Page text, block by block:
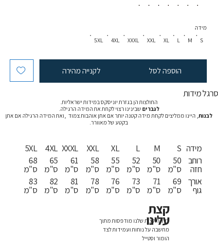
S
M
L
XL
XXL
XXXL
4XL
5XL
מידה
הוספה לסל לקנייה מהירה
סרגל מידות
החולצות הן בגזרת יוניסקס במידות ישראליות.
לגברים שבינינו רצוי לקחת את המידה הרגילה.
לבנות, היינו ממליצים לקחת מידה קטנה יותר אם אתן אוהבות צמוד ,ואת המידה הרגילה אם אתן
בקטע של מאוורר.
5XL
68
ס"מ
83
ס"מ
4XL
65
ס"מ
82
ס"מ
XXXL
61
ס"מ
81
ס"מ
XXL
58
ס"מ
78
ס"מ
XL
55
ס"מ
76
ס"מ
L
52
ס"מ
73
ס"מ
M
50
ס"מ
71
ס"מ
S
50
ס"מ
69
ס"מ
מידה
רוחב
חזה
אורך
גוף
כל החולצות שלנו מודפסות מתוך
מחשבה על נוחות ועמידות לצד
הומור וסטייל
קצת
עלינו